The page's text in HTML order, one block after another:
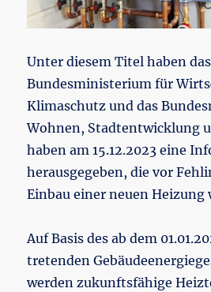
Unter diesem Titel haben das
Bundesministerium für
Klimaschutz und das
Wohnen, Stadtentwicklung
haben am 15.12.2023 eine
herausgegeben, die vor
Einbau einer neuen Heizung
Auf Basis des ab dem
tretenden
werden zukunftsfähige